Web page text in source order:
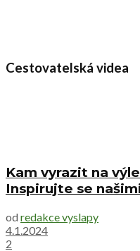
Cestovatelská videa
Kam vyrazit na
Inspirujte se
od redakce vyslapy
4.1.2024
2